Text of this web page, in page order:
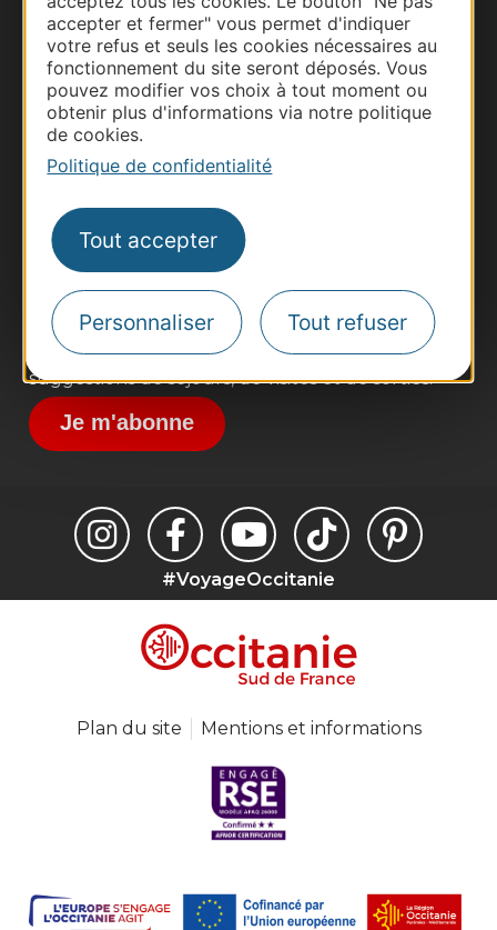
accepter et fermer" vous permet d'indiquer
votre refus et seuls les cookies nécessaires au
fonctionnement du site seront déposés. Vous
pouvez modifier vos choix à tout moment ou
obtenir plus d'informations via notre politique
de cookies.
Politique de confidentialité
Tout accepter
Personnaliser Tout refuser
Thermalisme
Business/Mice
Pros d'Occitanie
Site presse et d'influence
Voyagistes
Destination Sport
Inscrivez-vous à la lettre d'information
Destination Occitanie pour recevoir des
suggestions de séjours, de visites et de sorties.
Je m'abonne
#VoyageOccitanie
Plan du site Mentions et informations